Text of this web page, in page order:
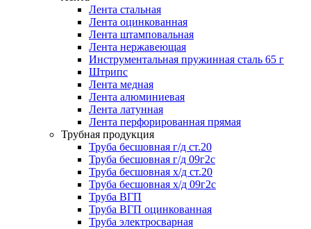
Лента стальная
Лента оцинкованная
Лента штамповальная
Лента нержавеющая
Инструментальная пружинная сталь 65 г
Штрипс
Лента медная
Лента алюминиевая
Лента латунная
Лента перфорированная прямая
Трубная продукция
Труба бесшовная г/д ст.20
Труба бесшовная г/д 09г2с
Труба бесшовная х/д ст.20
Труба бесшовная х/д 09г2с
Труба ВГП
Труба ВГП оцинкованная
Труба электросварная